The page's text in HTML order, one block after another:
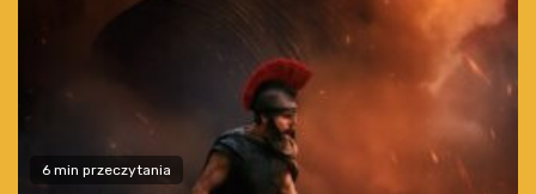
6 min przeczytania